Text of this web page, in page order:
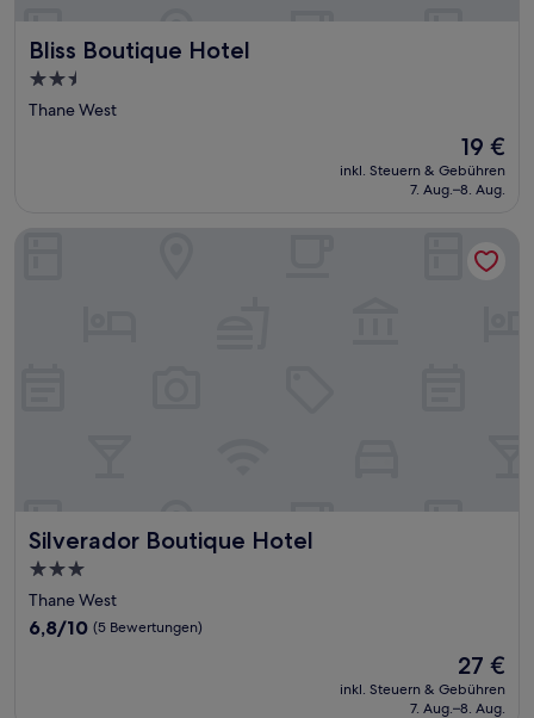
Bliss Boutique Hotel
Bliss Boutique Hotel
2.5-
Sterne-
Thane West
Der
Preis
beträgt
19 €
inkl. Steuern & Gebühren
7. Aug.–8. Aug.
Silverador Boutique Hotel
Silverador Boutique Hotel
3.0-
Sterne-
Unterkunft
Thane West
6.8
6,8/10 (5 Bewertungen)
Der
Preis
beträgt
27 €
inkl. Steuern & Gebühren
7. Aug.–8. Aug.
Silverador Boutique Hotel